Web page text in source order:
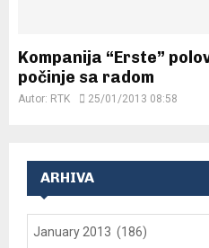
Kompanija “Erste”
počinje sa radom
Autor: RTK 25/01/2013 08:58
ARHIVA